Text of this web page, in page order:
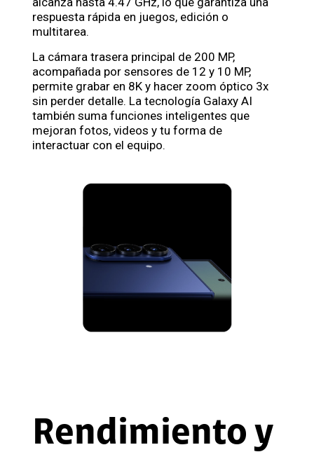
respuesta rápida en juegos, edición o
multitarea.
La cámara trasera principal de 200 MP,
acompañada por sensores de 12 y 10 MP,
permite grabar en 8K y hacer zoom óptico 3x
sin perder detalle. La tecnología Galaxy AI
también suma funciones inteligentes que
mejoran fotos, videos y tu forma de
interactuar con el equipo.
Rendimiento y